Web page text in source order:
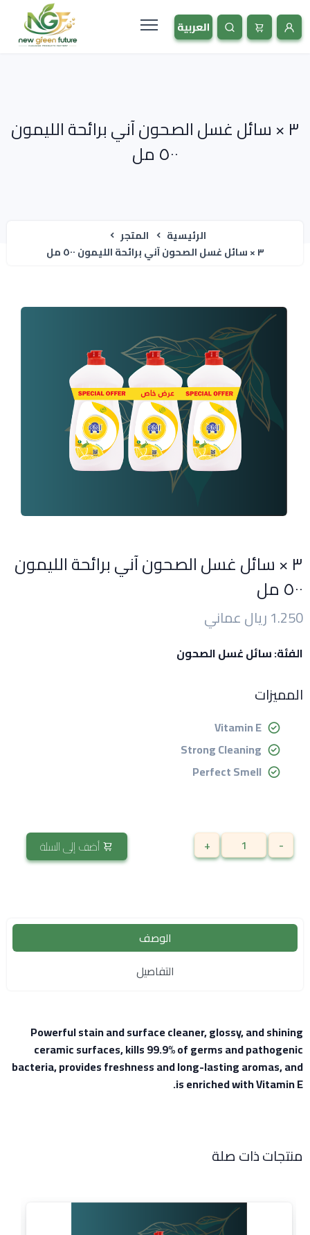
٣ × سائل غسل الصحون آني برائحة الليمون
٥٠٠ مل
الرئيسية
المتجر
٣ × سائل غسل الصحون آني برائحة الليمون ٥٠٠ مل
٣ × سائل غسل الصحون آني برائحة الليمون
٥٠٠ مل
1.250 ريال عماني
الفئة: سائل غسل الصحون
المميزات
Vitamin E
Strong Cleaning
Perfect Smell
-
+ أضف إلى السلة
الوصف
التفاصيل
Powerful stain and surface cleaner, glossy, and shining
ceramic surfaces, kills 99.9% of germs and pathogenic
bacteria, provides freshness and long-lasting aromas, and
is enriched with Vitamin E.
منتجات ذات صلة